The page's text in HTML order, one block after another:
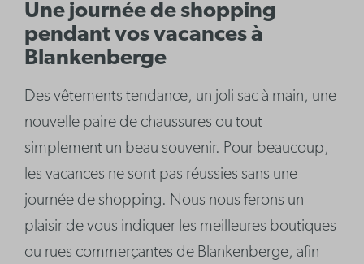
Une journée de shopping
pendant vos vacances à
Blankenberge
Des vêtements tendance, un joli sac à main, une
nouvelle paire de chaussures ou tout
simplement un beau souvenir. Pour beaucoup,
les vacances ne sont pas réussies sans une
journée de shopping. Nous nous ferons un
plaisir de vous indiquer les meilleures boutiques
ou rues commerçantes de Blankenberge, afin